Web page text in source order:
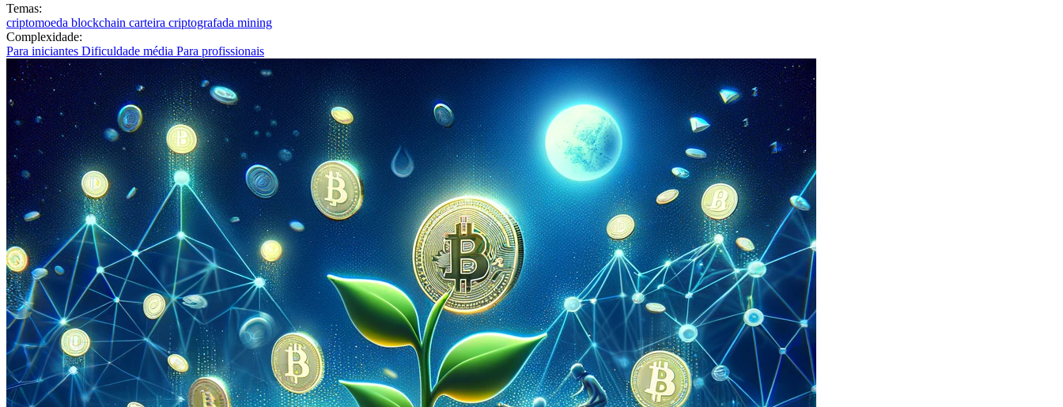
Temas:
criptomoeda blockchain carteira criptografada mining
Complexidade:
Para iniciantes Dificuldade média Para profissionais